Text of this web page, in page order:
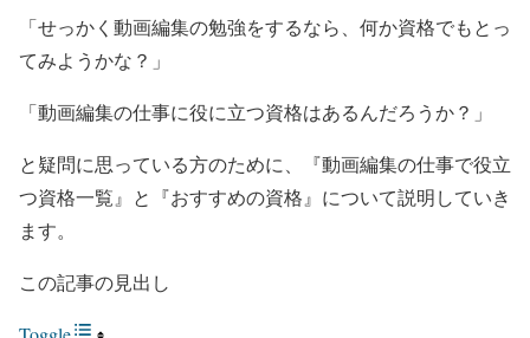
「せっかく動画編集の勉強をするなら、何か資格でもとっ
てみようかな？」
「動画編集の仕事に役に立つ資格はあるんだろうか？」
と疑問に思っている方のために、『動画編集の仕事で役立
つ資格一覧』と『おすすめの資格』について説明していき
ます。
この記事の見出し